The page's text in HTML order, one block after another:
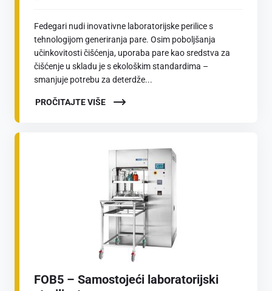
Fedegari nudi inovativne laboratorijske perilice s
tehnologijom generiranja pare. Osim poboljšanja
učinkovitosti čišćenja, uporaba pare kao sredstva za
čišćenje u skladu je s ekološkim standardima –
smanjuje potrebu za deterdže...
PROČITAJTE VIŠE
FOB5 – Samostojeći laboratorijski